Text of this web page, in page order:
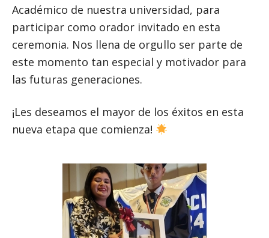
Académico de nuestra universidad, para
participar como orador invitado en esta
ceremonia. Nos llena de orgullo ser parte de
este momento tan especial y motivador para
las futuras generaciones.
¡Les deseamos el mayor de los éxitos en esta
nueva etapa que comienza!